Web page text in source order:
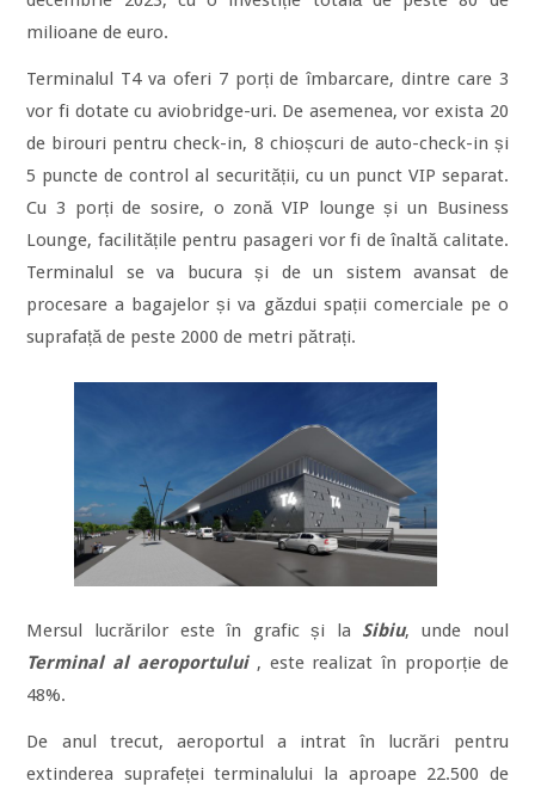
milioane de euro.
Terminalul T4 va oferi 7 porți de îmbarcare, dintre care 3
vor fi dotate cu aviobridge-uri. De asemenea, vor exista 20
de birouri pentru check-in, 8 chioșcuri de auto-check-in și
5 puncte de control al securității, cu un punct VIP separat.
Cu 3 porți de sosire, o zonă VIP lounge și un Business
Lounge, facilitățile pentru pasageri vor fi de înaltă calitate.
Terminalul se va bucura și de un sistem avansat de
procesare a bagajelor și va găzdui spații comerciale pe o
suprafață de peste 2000 de metri pătrați.
Mersul lucrărilor este în grafic și la Sibiu, unde noul
Terminal al aeroportului , este realizat în proporție de
48%.
De anul trecut, aeroportul a intrat în lucrări pentru
extinderea suprafeței terminalului la aproape 22.500 de